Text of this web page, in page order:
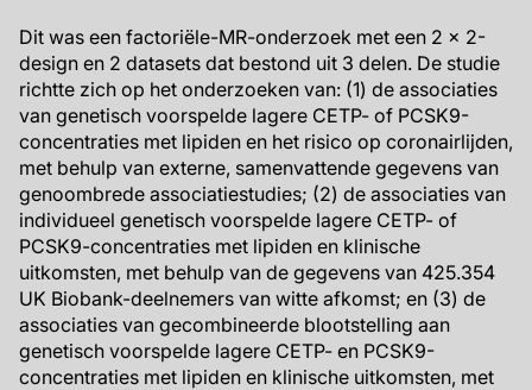
Dit was een factoriële-MR-onderzoek met een 2 × 2-
design en 2 datasets dat bestond uit 3 delen. De studie
richtte zich op het onderzoeken van: (1) de associaties
van genetisch voorspelde lagere CETP- of PCSK9-
concentraties met lipiden en het risico op coronairlijden,
met behulp van externe, samenvattende gegevens van
genoombrede associatiestudies; (2) de associaties van
individueel genetisch voorspelde lagere CETP- of
PCSK9-concentraties met lipiden en klinische
uitkomsten, met behulp van de gegevens van 425.354
UK Biobank-deelnemers van witte afkomst; en (3) de
associaties van gecombineerde blootstelling aan
genetisch voorspelde lagere CETP- en PCSK9-
concentraties met lipiden en klinische uitkomsten, met